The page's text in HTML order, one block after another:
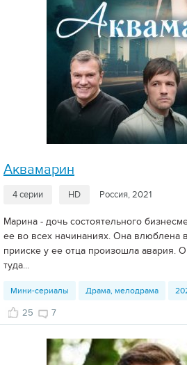
Аквамарин
4 серии HD Россия, 2021
Марина - дочь состоятельного
ее во всех начинаниях. Она влюблена
прииске у ее отца произошла авария.
туда...
Мини-сериалы Драма, мелодрама
25 7